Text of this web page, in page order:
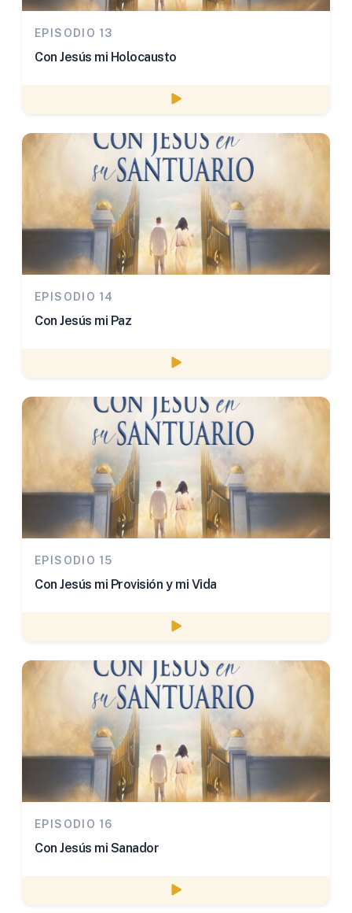
EPISODIO 13
Con Jesús mi Holocausto
Watch episode
EPISODIO 14
Con Jesús mi Paz
Watch episode
EPISODIO 15
Con Jesús mi Provisión y mi Vida
Watch episode
EPISODIO 16
Con Jesús mi Sanador
Watch episode